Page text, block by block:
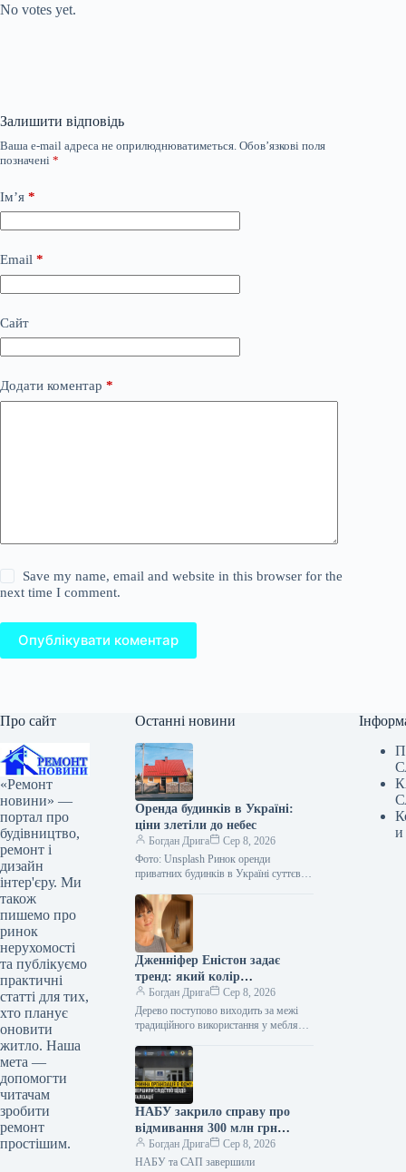
No votes yet.
Залишити відповідь
Ваша e-mail адреса не оприлюднюватиметься. Обов’язкові поля
позначені *
Ім’я *
Email *
Сайт
Додати коментар *
Save my name, email and website in this browser for the
next time I comment.
Опублікувати коментар
Про сайт
«Ремонт
новини» —
портал про
будівництво,
ремонт і
дизайн
інтер'єру. Ми
також
пишемо про
ринок
нерухомості
та публікуємо
практичні
статті для тих,
хто планує
оновити
житло. Наша
мета —
допомогти
читачам
зробити
ремонт
простішим.
Останні новини
Оренда будинків в Україні:
ціни злетіли до небес
Богдан Дрига
Сер 8, 2026
Фото: Unsplash Ринок оренди
приватних будинків в Україні суттєво
повномасштабної війни. У деяких
областях медіанні ціни зросли…
Дженніфер Еністон задає
тренд: який колір
домінуватиме у ванних
кімнатах 2027 року
Богдан Дрига
Сер 8, 2026
Дерево поступово виходить за межі
традиційного використання у меблях
частіше стаючи матеріалом для
оформлення цілих стін…
НАБУ закрило справу про
відмивання 300 млн грн
ексголовою ФДМУ
Богдан Дрига
Сер 8, 2026
НАБУ та САП завершили
и